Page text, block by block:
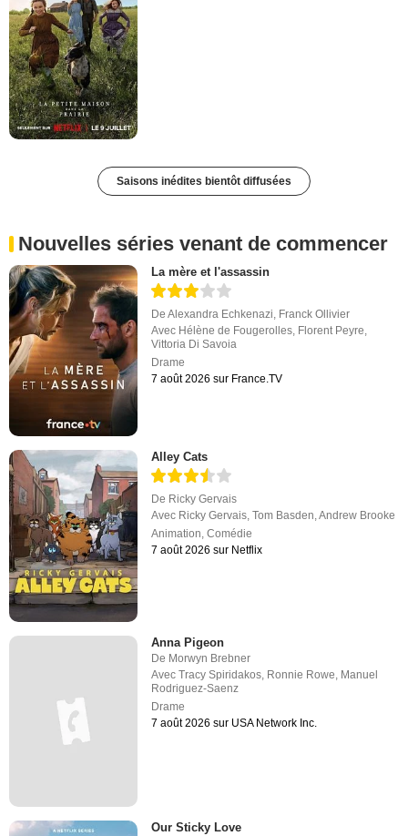
Saisons inédites bientôt diffusées
Nouvelles séries venant de commencer
La mère et l'assassin
DeAlexandra Echkenazi, Franck Ollivier
Avec Hélène de Fougerolles, Florent Peyre,
Vittoria Di Savoia
Drame
7 août 2026 sur France.TV
Alley Cats
De Ricky Gervais
Avec Ricky Gervais,Tom Basden,Andrew Brooke
Animation,Comédie
7 août 2026 sur Netflix
Anna Pigeon
De Morwyn Brebner
AvecTracy Spiridakos Ronnie Rowe Manuel
Rodriguez-Saenz
Drame
7 août 2026 sur USA Network Inc.
Our Sticky Love